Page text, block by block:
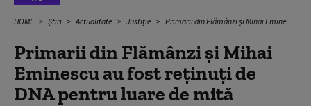
HOME Știri Actualitate Justiție Primarii din Flămânzi și Mihai Eminescu au fost reţinuţi de DNA pentru luare de mită
Primarii din Flămânzi și Mihai
Eminescu au fost reţinuţi de
DNA pentru luare de mită